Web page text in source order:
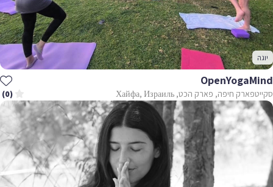
יוגה
OpenYogaMind
סקייטפארק חיפה, פארק הכט, Хайфа, Израиль (0)